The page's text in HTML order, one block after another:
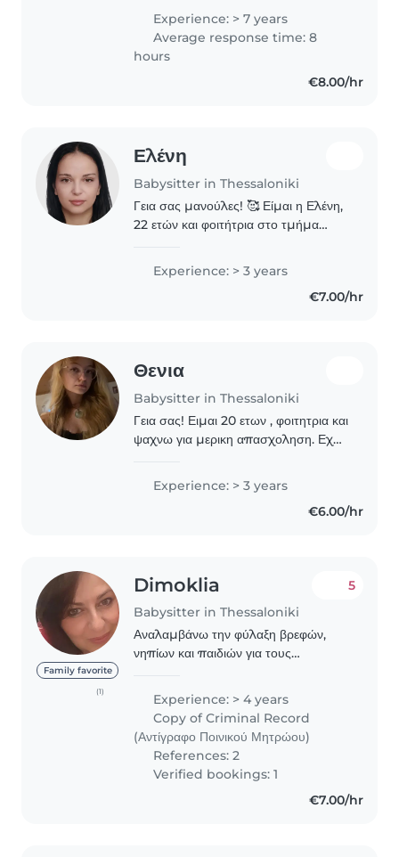
μεταπτυχιακού στην Εκπαιδευτική
Ρομποτική και τις Νέες Τεχνολογίες
στην Εκπαίδευση. Παράλληλα, έχω
ολοκληρώσει..
Experience: > 7 years
Average response time: 8
hours
€8.00/hr
Ελένη
Babysitter in Thessaloniki
Γεια σας μανούλες! 🥰 Είμαι η Ελένη,
22 ετών και φοιτήτρια στο τμήμα
Παιδική Ηλικία. Αγαπώ πραγματικά
την επαφή με τα παιδιά και μου
Experience: > 3 years
€7.00/hr
Θενια
Babysitter in Thessaloniki
Γεια σας! Ειμαι 20 ετων , φοιτητρια και
ψαχνω για μερικη απασχοληση. Εχω
ξαδερφια μου. Θα μπορουσα να
Experience: > 3 years
€6.00/hr
Family favorite
(1)
Dimoklia
Babysitter in Thessaloniki
5
Αναλαμβάνω την φύλαξη βρεφών,
νηπίων και παιδιών για τους
Θεσσαλονίκη. Είμαι Ειδική
Παιδαγωγός με εμπειρία ετών στην
φύλαξη και αγάπη για τα μικρούλια
σας...
Experience: > 4 years
Copy of Criminal Record
(Αντίγραφο Ποινικού Μητρώου)
References: 2
Verified bookings: 1
€7.00/hr